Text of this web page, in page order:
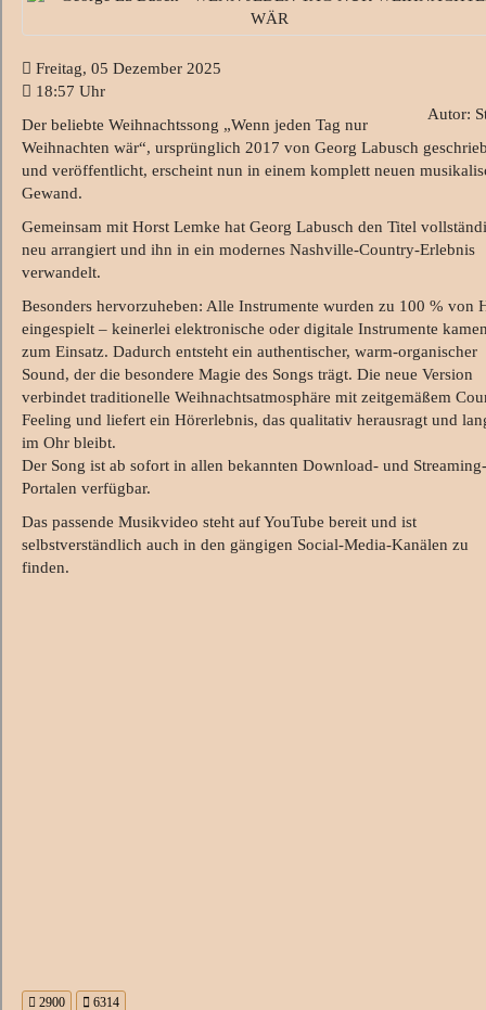
Freitag, 05 Dezember 2025
18:57 Uhr
Autor:
Der beliebte Weihnachtssong „Wenn jeden Tag nur
Weihnachten wär“, ursprünglich 2017 von Georg Labusch
und veröffentlicht, erscheint nun in einem komplett neuen
Gewand.
Gemeinsam mit Horst Lemke hat Georg Labusch den Titel
neu arrangiert und ihn in ein modernes Nashville-Country-Erlebnis
verwandelt.
Besonders hervorzuheben: Alle Instrumente wurden zu 100 % von
eingespielt – keinerlei elektronische oder digitale Instrumente
zum Einsatz. Dadurch entsteht ein authentischer, warm-organischer
Sound, der die besondere Magie des Songs trägt. Die neue Version
verbindet traditionelle Weihnachtsatmosphäre mit zeitgemäßem
Feeling und liefert ein Hörerlebnis, das qualitativ herausragt und
im Ohr bleibt.
Der Song ist ab sofort in allen bekannten Download- und Streaming-
Portalen verfügbar.
Das passende Musikvideo steht auf YouTube bereit und ist
selbstverständlich auch in den gängigen Social-Media-Kanälen zu
finden.
2900 6314